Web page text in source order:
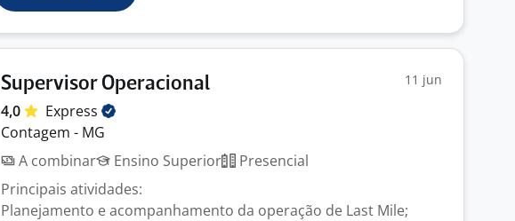
Supervisor Operacional 11 jun
4,0
Express
Contagem - MG
A combinar
Ensino Superior
Presencial
Principais atividades:
Planejamento e acompanhamento da operação de Last Mile;